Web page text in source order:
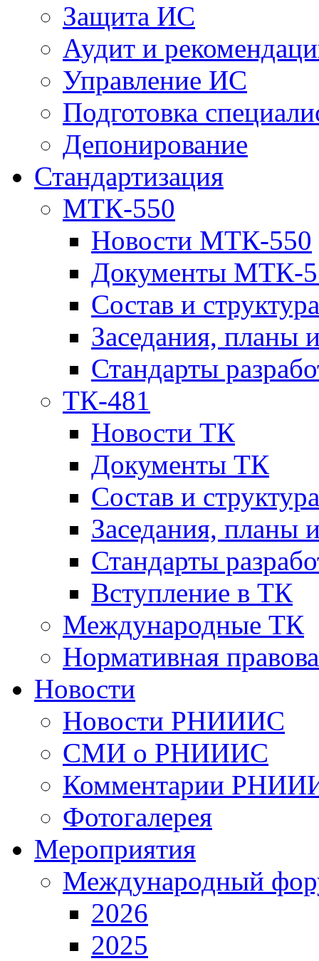
Защита ИС
Аудит и
Управление ИС
Подготовка
Депонирование
Стандартизация
МТК-550
Новости МТК-550
Документы МТК-
Состав и структура
Заседания, планы
Стандарты
ТК-481
Новости ТК
Документы ТК
Cостав и
Заседания, планы
Стандарты
Вступление в ТК
Международные ТК
Нормативная
Новости
Новости РНИИИС
СМИ о РНИИИС
Комментарии
Фотогалерея
Мероприятия
Международный
2026
2025